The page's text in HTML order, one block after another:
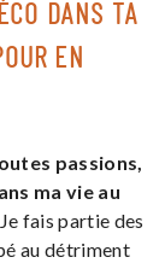
DANS TA
EN
passions,
ma vie au
Je fais partie des
au détriment